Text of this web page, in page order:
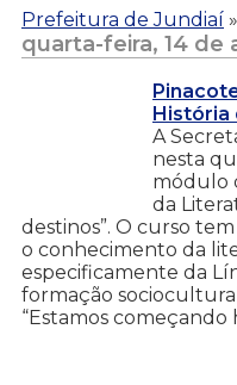
Prefeitura de Jundiaí »
quarta-feira, 14 de
História
A
nesta
módulo
da
destinos”. O curso
o conhecimento da
especificamente da
formação
“Estamos começando